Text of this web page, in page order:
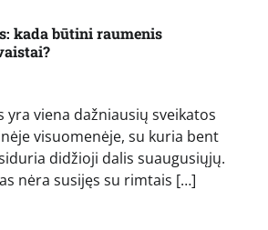
kada būtini raumenis
yra viena dažniausių sveikatos
visuomenėje, su kuria bent
didžioji dalis suaugusiųjų.
nėra susijęs su rimtais […]